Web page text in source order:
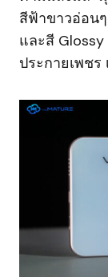
สีฟ้าขาวอ่อน
และสี Glossy
ประกายเพช